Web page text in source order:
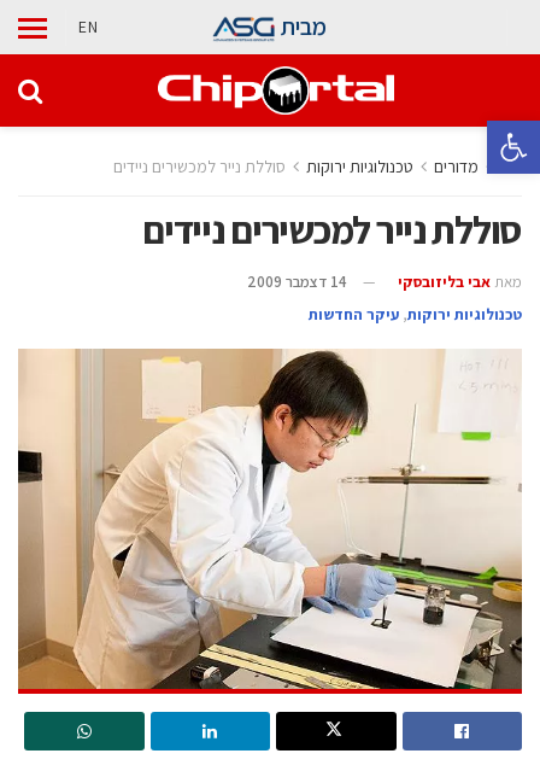
פתח סרגל נגישות
מבית EN
בית מדורים ‫טכנולוגיות ירוקות‬ סוללת נייר למכשירים ניידים
סוללת נייר למכשירים ניידים
מאת אבי בליזובסקי
14 דצמבר 2009
‫טכנולוגיות ירוקות‬, עיקר החדשות